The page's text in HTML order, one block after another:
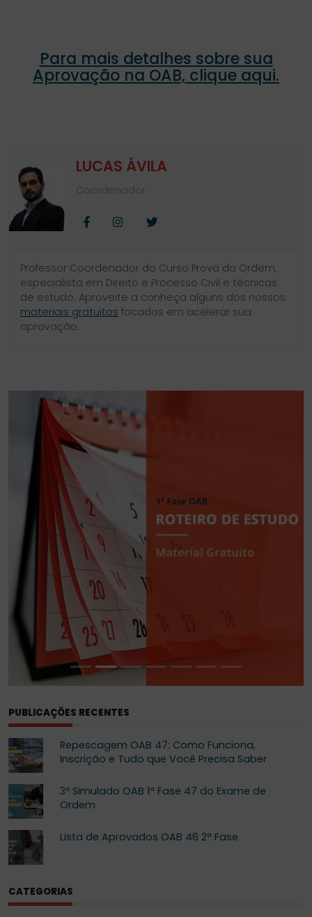
Para mais detalhes sobre sua
Aprovação na OAB, clique aqui.
LUCAS ÁVILA
Coordenador
FacebookInstagram
Professor Coordenador do Curso Prova da Ordem,
especialista em Direito e Processo Civil e técnicas
de estudo. Aproveite a conheça alguns dos nossos
materiais gratuitos focados em acelerar sua
aprovação.
SIDEBAR
CURSO
ORDEM
LINKS
PUBLICAÇÕES RECENTES
Repescagem OAB 47: Como Funciona,
Inscrição e Tudo que Você Precisa Saber
3º Simulado OAB 1ª Fase 47 do Exame de
Ordem
Lista de Aprovados OAB 46 2ª Fase
CATEGORIAS